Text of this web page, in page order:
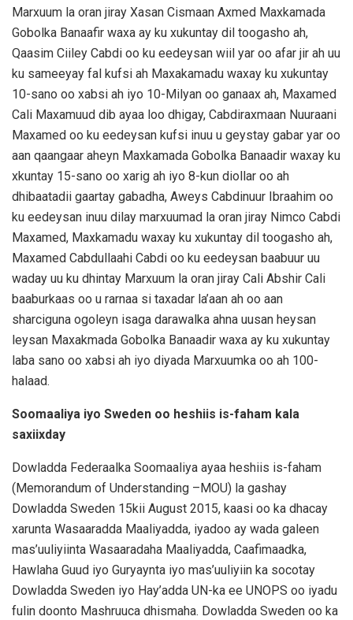
Marxuum la oran jiray Xasan Cismaan Axmed Maxkamada
Gobolka Banaafir waxa ay ku xukuntay dil toogasho ah,
Qaasim Ciiley Cabdi oo ku eedeysan wiil yar oo afar jir ah uu
ku sameeyay fal kufsi ah Maxakamadu waxay ku xukuntay
10-sano oo xabsi ah iyo 10-Milyan oo ganaax ah, Maxamed
Cali Maxamuud dib ayaa loo dhigay, Cabdiraxmaan Nuuraani
Maxamed oo ku eedeysan kufsi inuu u geystay gabar yar oo
aan qaangaar aheyn Maxkamada Gobolka Banaadir waxay ku
xkuntay 15-sano oo xarig ah iyo 8-kun diollar oo ah
dhibaatadii gaartay gabadha, Aweys Cabdinuur Ibraahim oo
ku eedeysan inuu dilay marxuumad la oran jiray Nimco Cabdi
Maxamed, Maxkamadu waxay ku xukuntay dil toogasho ah,
Maxamed Cabdullaahi Cabdi oo ku eedeysan baabuur uu
waday uu ku dhintay Marxuum la oran jiray Cali Abshir Cali
baaburkaas oo u rarnaa si taxadar la’aan ah oo aan
sharciguna ogoleyn isaga darawalka ahna uusan heysan
leysan Maxakmada Gobolka Banaadir waxa ay ku xukuntay
laba sano oo xabsi ah iyo diyada Marxuumka oo ah 100-
halaad.
Soomaaliya iyo Sweden oo heshiis is-faham kala
saxiixday
Dowladda Federaalka Soomaaliya ayaa heshiis is-faham
(Memorandum of Understanding –MOU) la gashay
Dowladda Sweden 15kii August 2015, kaasi oo ka dhacay
xarunta Wasaaradda Maaliyadda, iyadoo ay wada galeen
mas’uuliyiinta Wasaaradaha Maaliyadda, Caafimaadka,
Hawlaha Guud iyo Guryaynta iyo mas’uuliyiin ka socotay
Dowladda Sweden iyo Hay’adda UN-ka ee UNOPS oo iyadu
fulin doonto Mashruuca dhismaha. Dowladda Sweden oo ka